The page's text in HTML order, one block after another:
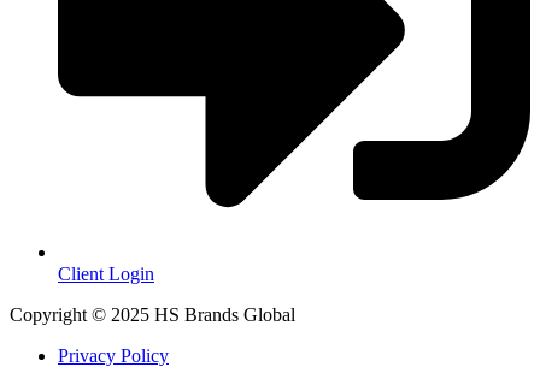
Client Login
Copyright © 2025 HS Brands Global
Privacy Policy